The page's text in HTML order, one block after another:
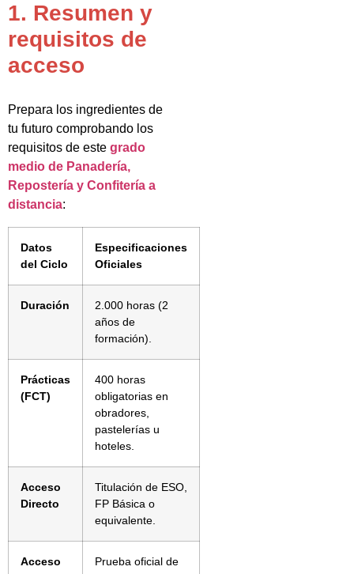
1. Resumen y
requisitos de
acceso
Prepara los ingredientes de
tu futuro comprobando los
requisitos de este grado
medio de Panadería,
Repostería y Confitería a
distancia:
Datos
del Ciclo
Especificaciones
Oficiales
Duración
2.000 horas (2
años de
formación).
Prácticas
(FCT)
400 horas
obligatorias en
obradores,
pastelerías u
hoteles.
Acceso
Directo
Titulación de ESO,
FP Básica o
equivalente.
Acceso
Prueba oficial de